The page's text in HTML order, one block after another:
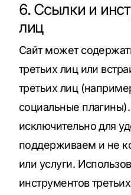
6. Ссылки и
лиц
Сайт может
третьих лиц или
третьих лиц
социальные
исключительно для
поддерживаем и не
или услуги.
инструментов